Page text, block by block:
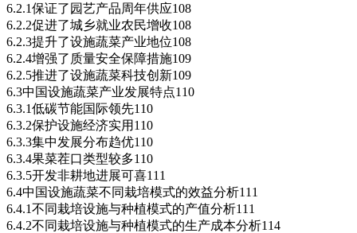
6.2.1保证了园艺产品周年供应108
6.2.2促进了城乡就业农民增收108
6.2.3提升了设施蔬菜产业地位108
6.2.4增强了质量安全保障措施109
6.2.5推进了设施蔬菜科技创新109
6.3中国设施蔬菜产业发展特点110
6.3.1低碳节能国际领先110
6.3.2保护设施经济实用110
6.3.3集中发展分布趋优110
6.3.4果菜茬口类型较多110
6.3.5开发非耕地进展可喜111
6.4中国设施蔬菜不同栽培模式的效益分析111
6.4.1不同栽培设施与种植模式的产值分析111
6.4.2不同栽培设施与种植模式的生产成本分析114